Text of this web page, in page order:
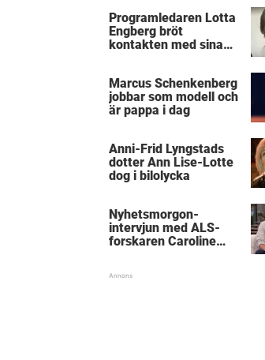
Programledaren Lotta
Engberg bröt
kontakten med sina
Marcus Schenkenberg
jobbar som modell och
är pappa i dag
Anni-Frid Lyngstads
dotter Ann Lise-Lotte
dog i bilolycka
Nyhetsmorgon-
intervjun med ALS-
forskaren Caroline